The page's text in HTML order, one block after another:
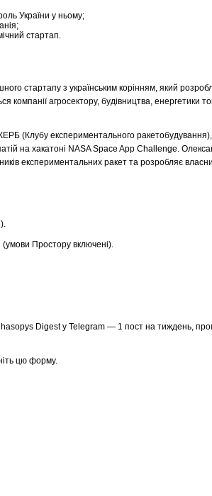
України у ньому;
стартап.
стартапу з українським корінням, який
компанії агросектору, будівництва, енергетики
(Клубу експериментального
на хакатоні NASA Space App Challenge.
експериментальних ракет та розробляє
(умови Простору включені).
Digest у Telegram — 1 пост на тиждень,
цю форму.